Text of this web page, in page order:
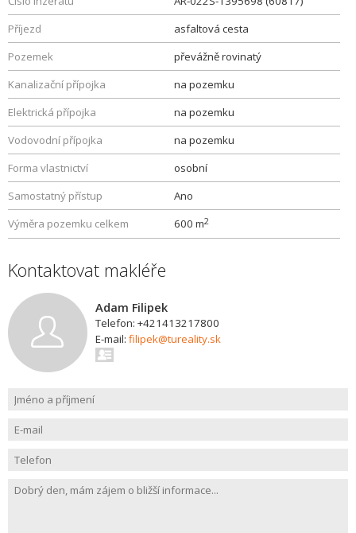
Příjezd
asfaltová cesta
Pozemek
převážně rovinatý
Kanalizační přípojka
na pozemku
Elektrická přípojka
na pozemku
Vodovodní přípojka
na pozemku
Forma vlastnictví
osobní
Samostatný přístup
Ano
Výměra pozemku celkem
600 m2
Kontaktovat makléře
Adam Filipek
Telefon: +421413217800
E-mail: filipek@tureality.sk